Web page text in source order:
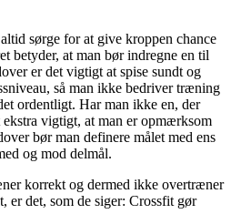
sørge for at give kroppen chance
betyder, at man bør indregne en til
er det vigtigt at spise sundt og
så man ikke bedriver træning
ordentligt. Har man ikke en, der
vigtigt, at man er opmærksom
bør man definere målet med ens
og mod delmål.
korrekt og dermed ikke overtræner
er det, som de siger: Crossfit gør